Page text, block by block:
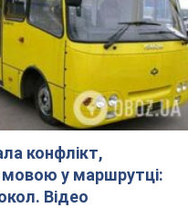
конфлікт,
у маршрутці:
Відео